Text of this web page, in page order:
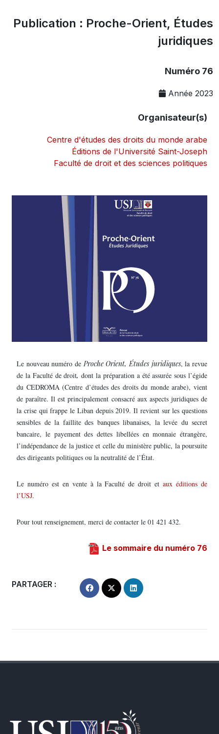
Publication : Proche-Orient, Études
juridiques
Numéro 76
Année 2023
Organisateur(s)
Centre d'études des droits du monde arabe
Éditions de l'Université Saint-Joseph
Faculté de droit et des sciences politiques
Le nouveau numéro deProche Orient, Études juridiques, la revue
de la Faculté de droit,dont la préparation a été assurée sous l’égide
du CEDROMA (Centre d’études des droits du monde arabe), vient
de paraître. Il est principalement consacré aux aspects juridiques de
la crise qui frappe le Liban depuis 2019. Il revient sur les questions
sensibles de la faillite des banques libanaises, la levée du secret
bancaire, le payement des dettes libellées en monnaie étrangère,
l’indépendance de la justice et celle du ministère public, la poursuite
des dirigeants politiques ou la neutralité de l’État.
Le numéro est en vente à la Faculté de droit etaux éditions de
l’USJ.
Pour tout renseignement, merci de contacter le 01 421 432.
Le sommaire du numéro 76
PARTAGER :